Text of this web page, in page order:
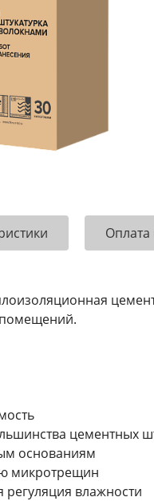
Оплата
помещений.
цементных
основаниям
микротрещин
регуляция влажности